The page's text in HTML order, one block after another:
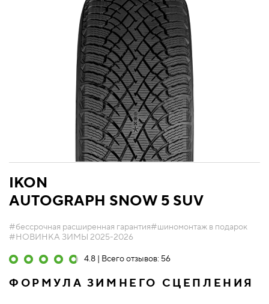
IKON
AUTOGRAPH SNOW 5 SUV
#бессрочная расширенная гарантия#шиномонтаж в подарок
#НОВИНКА ЗИМЫ 2025-2026
4.8 | Всего отзывов: 56
ФОРМУЛА ЗИМНЕГО СЦЕПЛЕНИЯ